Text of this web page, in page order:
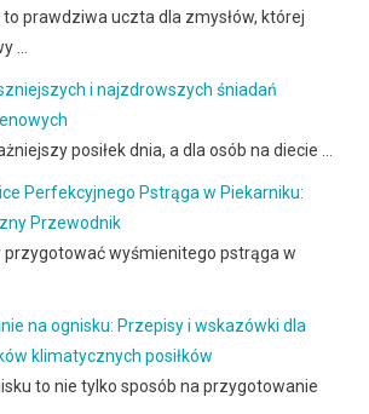
to prawdziwa uczta dla zmysłów, której
…
i najzdrowszych śniadań
posiłek dnia, a dla osób na diecie …
Perfekcyjnego Pstrąga w Piekarniku:
Przewodnik
przygotować wyśmienitego pstrąga w
na ognisku: Przepisy i wskazówki dla
klimatycznych posiłków
to nie tylko sposób na przygotowanie